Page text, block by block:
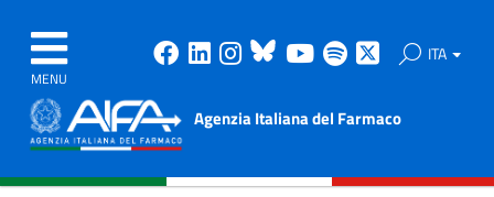
MENU
Facebook
Linkedin
Instagram
Bluesky
Youtube
Spotify ITA
Agenzia Italiana del Farmaco